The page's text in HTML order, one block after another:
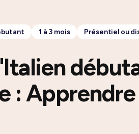
:
1 à 3 mois Présentiel ou